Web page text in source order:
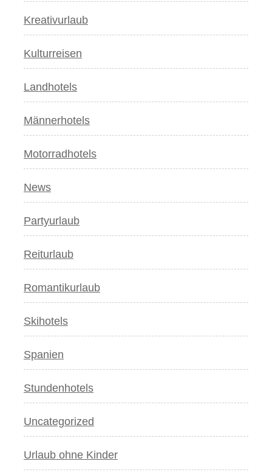
Kreativurlaub
Kulturreisen
Landhotels
Männerhotels
Motorradhotels
News
Partyurlaub
Reiturlaub
Romantikurlaub
Skihotels
Spanien
Stundenhotels
Uncategorized
Urlaub ohne Kinder